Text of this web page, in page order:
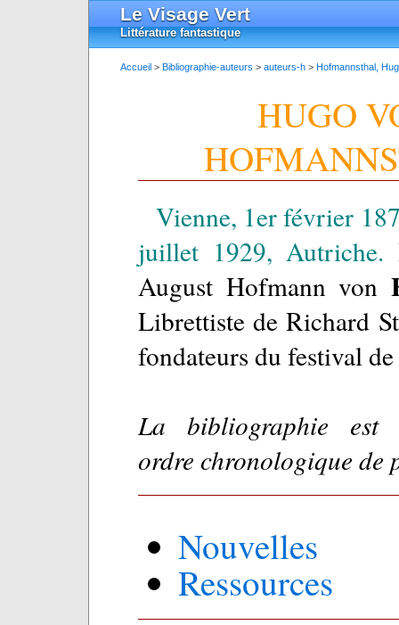
Le Visage Vert
Littérature fantastique
Accueil > Bibliographie-auteurs > auteurs-h > Hofmannsthal,
HUGO
Vienne, 1er février
juillet 1929, Autriche.
August Hofmann von
Librettiste de Richard
fondateurs du festival
La bibliographie est
ordre chronologique de
Nouvelles
Ressources